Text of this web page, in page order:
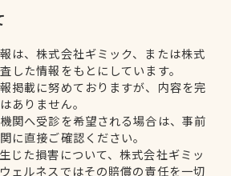
は、株式会社ギミック、または株式
した情報をもとにしています。
掲載に努めておりますが、内容を完
ありません。
関へ受診を希望される場合は、事前
に直接ご確認ください。
じた損害について、株式会社ギミッ
ェルネスではその賠償の責任を一切